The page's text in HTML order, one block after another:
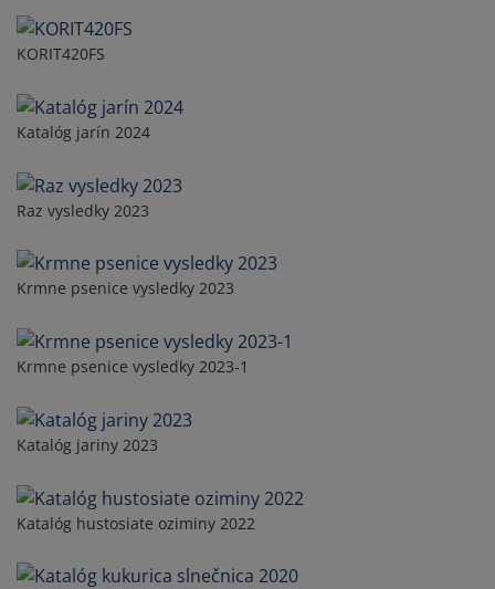
KORIT420FS
Katalóg jarín 2024
Raz vysledky 2023
Krmne psenice vysledky 2023
Krmne psenice vysledky 2023-1
Katalóg jariny 2023
Katalóg hustosiate oziminy 2022